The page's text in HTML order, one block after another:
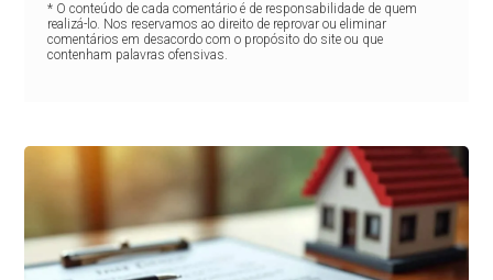
* O conteúdo de cada comentário é de responsabilidade de quem
realizá-lo. Nos reservamos ao direito de reprovar ou eliminar
comentários em desacordo com o propósito do site ou que
contenham palavras ofensivas.